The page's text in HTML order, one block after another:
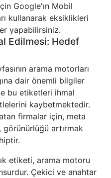
Google'ın Mobil
kullanarak eksiklikleri
yapabilirsiniz.
Edilmesi: Hedef
arama motorları
dair önemli bilgiler
bu etiketleri ihmal
kaybetmektedir.
firmalar için, meta
görünürlüğü artırmak
etiketi, arama motoru
Çekici ve anahtar